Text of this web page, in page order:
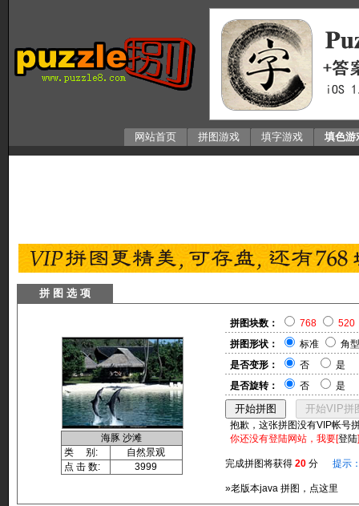
网站首页 拼图游戏 填字游戏 填色游
拼 图 选 项
海豚 沙滩
类 别:
自然景观
点 击 数:
3999
拼图块数： 768
520
拼图形状：
标准
角型
是否变形：
否
是
是否旋转：
否 是
抱歉，这张拼图没有VIP帐号
你还没有登陆网站，我要[登陆
完成拼图将获得 20 分 提示
»老版本java 拼图，点这里